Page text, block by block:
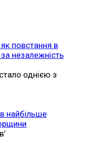
повстання в
незалежність
однією з
найбільше